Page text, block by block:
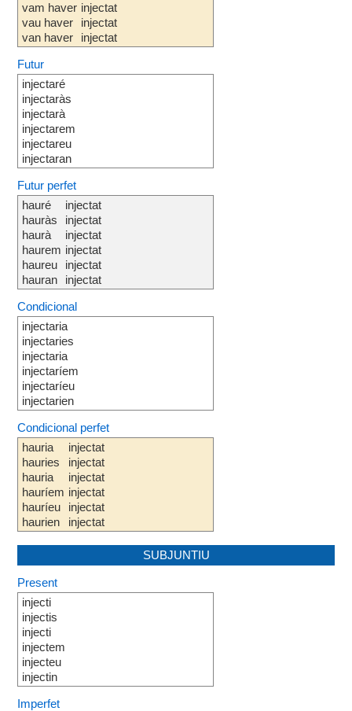
vam haver
vau haver
van haver
injectat
injectat
injectat
Futur
injectaré
injectaràs
injectarà
injectarem
injectareu
injectaran
Futur perfet
hauré
hauràs
haurà
haurem
haureu
hauran
injectat
injectat
injectat
injectat
injectat
injectat
Condicional
injectaria
injectaries
injectaria
injectaríem
injectaríeu
injectarien
Condicional perfet
hauria
hauries
hauria
hauríem
hauríeu
haurien
injectat
injectat
injectat
injectat
injectat
injectat
SUBJUNTIU
Present
injecti
injectis
injecti
injectem
injecteu
injectin
Imperfet